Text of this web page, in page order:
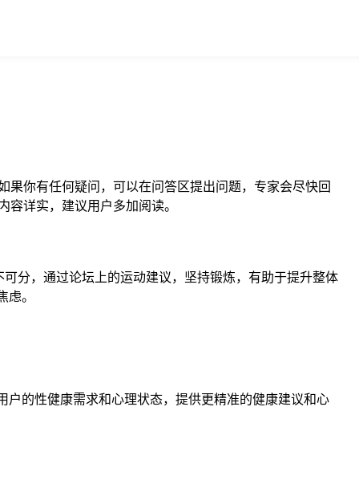
你有任何疑问，可以在问答区提出问题，专家会尽快回
详实，建议用户多加阅读。
分，通过论坛上的运动建议，坚持锻炼，有助于提升整体
。
户的性健康需求和心理状态，提供更精准的健康建议和心